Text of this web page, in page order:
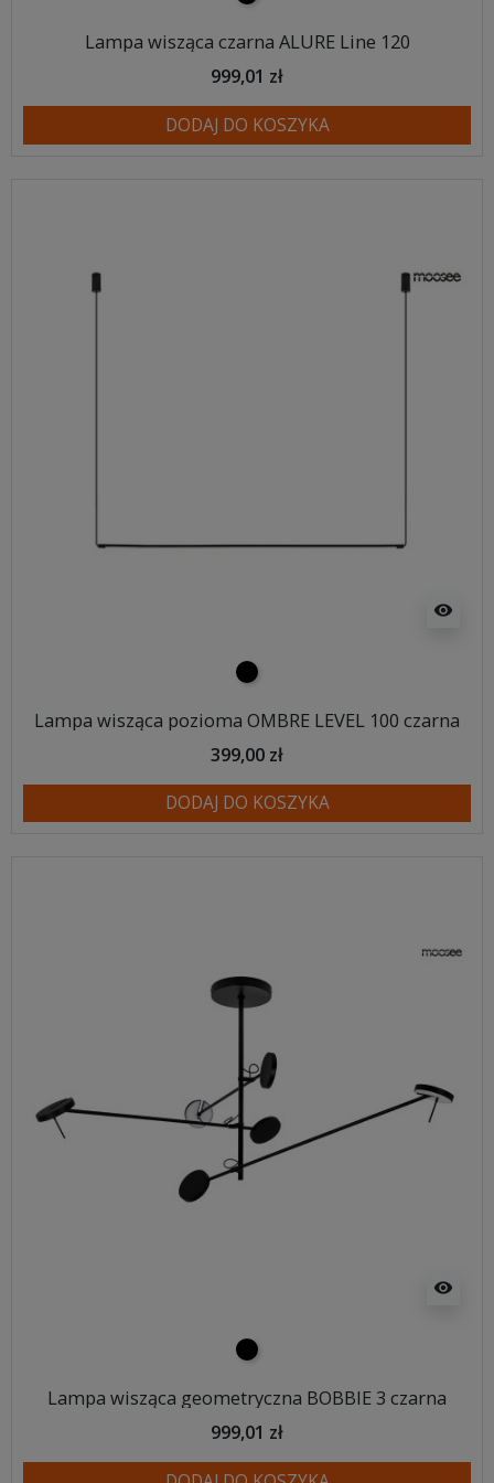
Lampa wisząca czarna ALURE Line 120
999,01 zł
DODAJ DO KOSZYKA
visibility
czarny
Lampa wisząca pozioma OMBRE LEVEL 100 czarna
399,00 zł
DODAJ DO KOSZYKA
visibility
czarny
Lampa wisząca geometryczna BOBBIE 3 czarna
999,01 zł